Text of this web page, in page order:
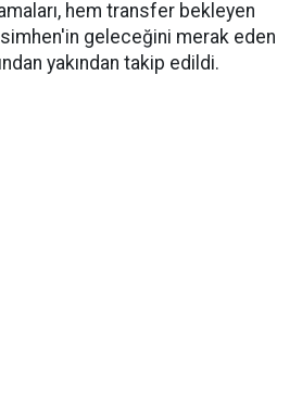
hem transfer bekleyen
geleceğini merak eden
yakından takip edildi.